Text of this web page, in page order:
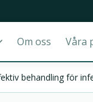
Om oss Våra
behandling för